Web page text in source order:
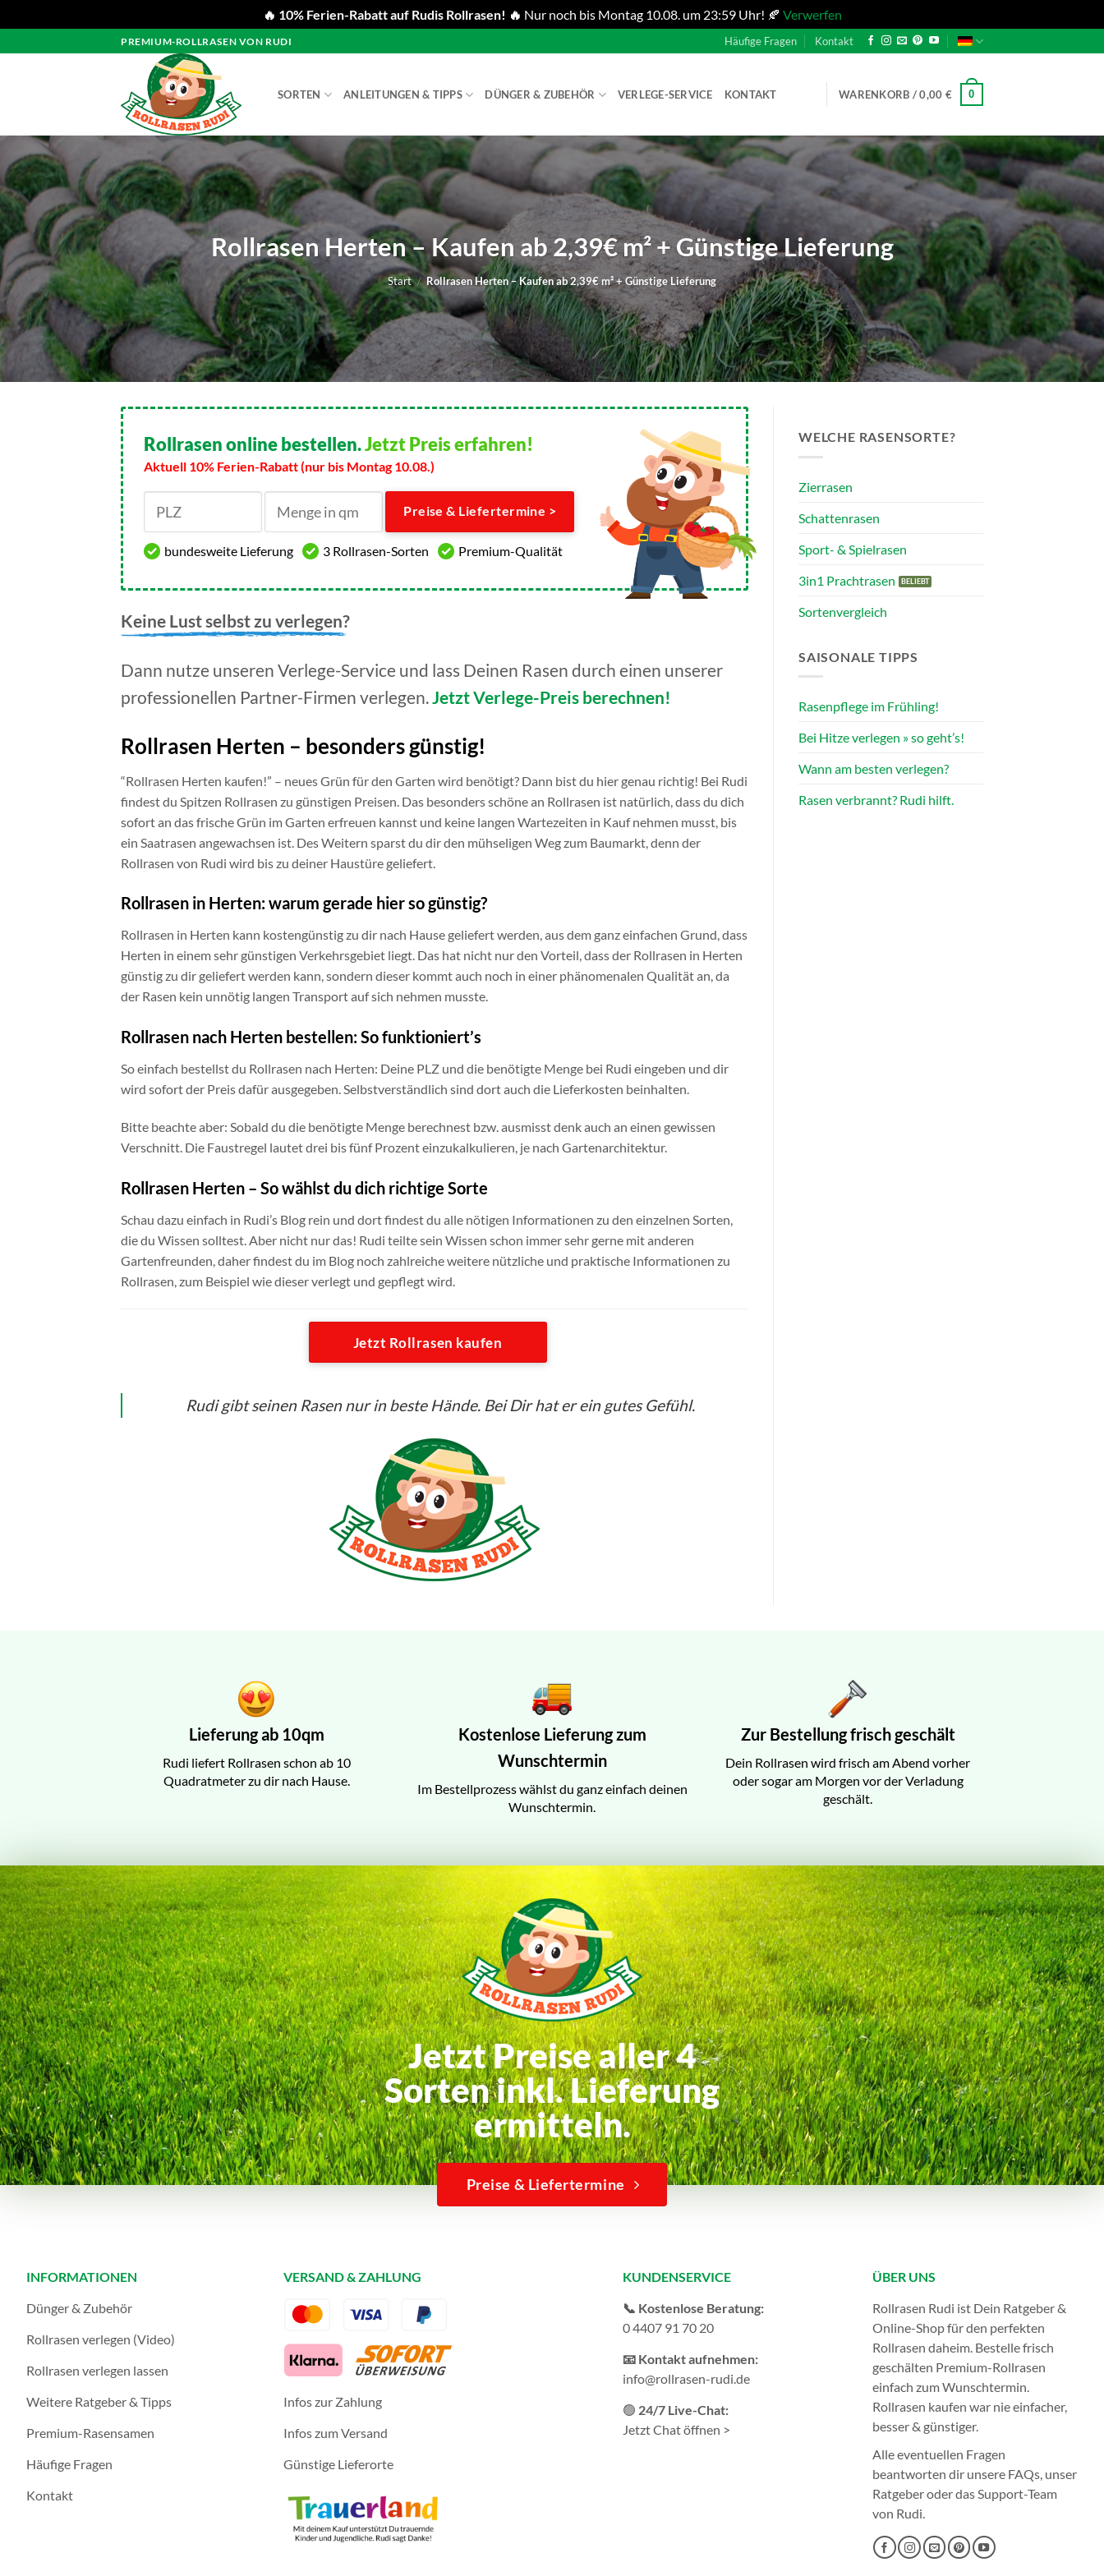
🔥 10% Ferien-Rabatt auf Rudis Rollrasen! 🔥 Nur noch bis Montag 10.08. um 23:59 Uhr! 🍂 Verwerfen
Inhalt
PREMIUM-ROLLRASEN VON RUDI Häufige Fragen Kontakt
SORTEN ANLEITUNGEN & TIPPS DÜNGER & ZUBEHÖR VERLEGE-SERVICE KONTAKT WARENKORB /0,00 € 0
Rollrasen Herten – Kaufen ab 2,39€ m² + Günstige Lieferung
Start / Rollrasen Herten – Kaufen ab 2,39€ m² + Günstige Lieferung
Rollrasen online bestellen.Jetzt Preis erfahren!
Aktuell 10% Ferien-Rabatt (nur bis Montag 10.08.)
Preise & Liefertermine >
bundesweite Lieferung 3 Rollrasen-Sorten Premium-Qualität
Keine Lust selbst zu verlegen?
Dann nutze unseren Verlege-Service und lass Deinen Rasen durch einen unserer
professionellen Partner-Firmen verlegen. Jetzt Verlege-Preis berechnen!
Rollrasen Herten – besonders günstig!
“Rollrasen Herten kaufen!” – neues Grün für den Garten wird benötigt? Dann bist du hier genau richtig! Bei Rudi
findest du Spitzen Rollrasen zu günstigen Preisen. Das besonders schöne an Rollrasen ist natürlich, dass du dich
sofort an das frische Grün im Garten erfreuen kannst und keine langen Wartezeiten in Kauf nehmen musst, bis
ein Saatrasen angewachsen ist. Des Weitern sparst du dir den mühseligen Weg zum Baumarkt, denn der
Rollrasen von Rudi wird bis zu deiner Haustüre geliefert.
Rollrasen in Herten: warum gerade hier so günstig?
Rollrasen in Herten kann kostengünstig zu dir nach Hause geliefert werden, aus dem ganz einfachen Grund, dass
Herten in einem sehr günstigen Verkehrsgebiet liegt. Das hat nicht nur den Vorteil, dass der Rollrasen in Herten
günstig zu dir geliefert werden kann, sondern dieser kommt auch noch in einer phänomenalen Qualität an, da
der Rasen kein unnötig langen Transport auf sich nehmen musste.
Rollrasen nach Herten bestellen: So funktioniert’s
So einfach bestellst du Rollrasen nach Herten: Deine PLZ und die benötigte Menge bei Rudi eingeben und dir
wird sofort der Preis dafür ausgegeben. Selbstverständlich sind dort auch die Lieferkosten beinhalten.
Bitte beachte aber: Sobald du die benötigte Menge berechnest bzw. ausmisst denk auch an einen gewissen
Verschnitt. Die Faustregel lautet drei bis fünf Prozent einzukalkulieren, je nach Gartenarchitektur.
Rollrasen Herten – So wählst du dich richtige Sorte
Schau dazu einfach in Rudi’s Blog rein und dort findest du alle nötigen Informationen zu den einzelnen Sorten,
die du Wissen solltest. Aber nicht nur das! Rudi teilte sein Wissen schon immer sehr gerne mit anderen
Gartenfreunden, daher findest du im Blog noch zahlreiche weitere nützliche und praktische Informationen zu
Rollrasen, zum Beispiel wie dieser verlegt und gepflegt wird.
Jetzt Rollrasen kaufen
Rudi gibt seinen Rasen nur in beste Hände. Bei Dir hat er ein gutes Gefühl.
WELCHE RASENSORTE?
Zierrasen
Schattenrasen
Sport- & Spielrasen
3in1 Prachtrasen
Sortenvergleich
SAISONALE TIPPS
Rasenpflege im Frühling!
Bei Hitze verlegen » so geht’s!
Wann am besten verlegen?
Rasen verbrannt? Rudi hilft.
Lieferung ab 10qm
Rudi liefert Rollrasen schon ab 10
Quadratmeter zu dir nach Hause.
Kostenlose Lieferung zum
Wunschtermin
Im Bestellprozess wählst du ganz einfach deinen
Wunschtermin.
Zur Bestellung frisch geschält
Dein Rollrasen wird frisch am Abend vorher
oder sogar am Morgen vor der Verladung
geschält.
Jetzt Preise aller 4
Sorten inkl. Lieferung
ermitteln.
Preise & Liefertermine
INFORMATIONEN
Dünger & Zubehör
Rollrasen verlegen (Video)
Rollrasen verlegen lassen
Weitere Ratgeber & Tipps
Premium-Rasensamen
Häufige Fragen
Kontakt
VERSAND & ZAHLUNG
Infos zur Zahlung
Infos zum Versand
Günstige Lieferorte
KUNDENSERVICE
📞 Kostenlose Beratung:
0 4407 91 70 20
📧 Kontakt aufnehmen:
info@rollrasen-rudi.de
🟢 24/7 Live-Chat:
Jetzt Chat öffnen >
ÜBER UNS
Rollrasen Rudi ist Dein Ratgeber &
Online-Shop für den perfekten
Rollrasen daheim. Bestelle frisch
geschälten Premium-Rollrasen
einfach zum Wunschtermin.
Rollrasen kaufen war nie einfacher,
besser & günstiger.
Alle eventuellen Fragen
beantworten dir unsere FAQs, unser
Ratgeberoder dasSupport-Team
von Rudi.